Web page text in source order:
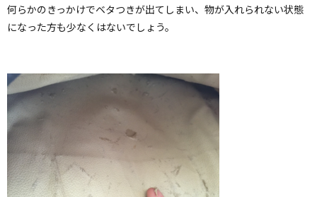
何らかのきっかけでベタつきが出てしまい、物が入れられない状態
になった方も少なくはないでしょう。